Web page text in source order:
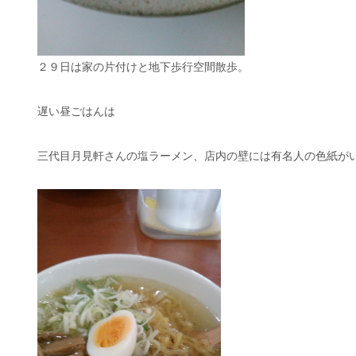
２９日は家の片付けと地下歩行空間散歩。
遅い昼ごはんは
三代目月見軒さんの塩ラーメン、店内の壁には有名人の色紙が